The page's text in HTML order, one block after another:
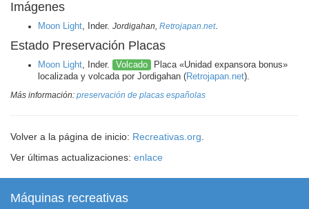
Imágenes
Moon Light, Inder. Jordigahan, Retrojapan.net.
Estado Preservación Placas
Moon Light, Inder. Volcado
Placa «Unidad expansora bonus»
localizada y volcada por Jordigahan (Retrojapan.net).
Más información: preservación de placas españolas
Volver a la página de inicio: Recreativas.org
Ver últimas actualizaciones: enlace
Máquinas recreativas